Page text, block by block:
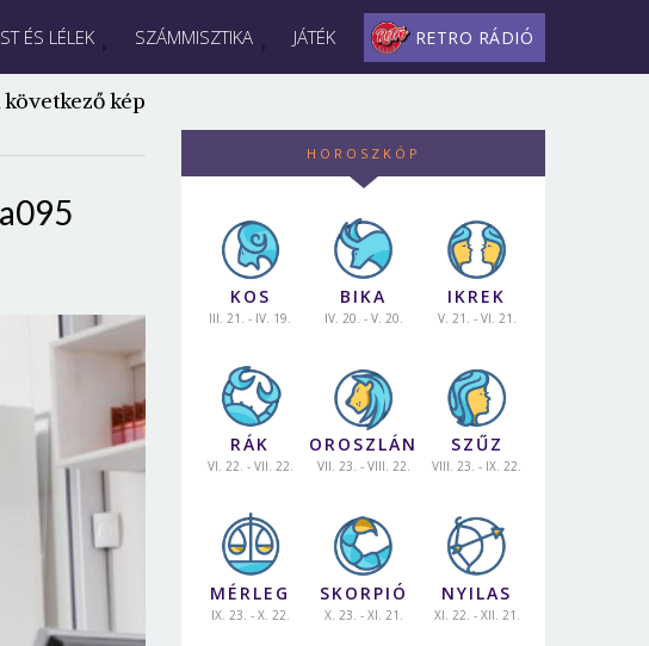
ÉS LÉLEK SZÁMMISZTIKA JÁTÉK RETRO RÁDIÓ
következő kép
HOROSZKÓP
KOS
III. 21. - IV. 19.
BIKA
IV. 20. - V. 20.
IKREK
V. 21. - VI. 21.
RÁK
VI. 22. - VII. 22.
OROSZLÁN
VII. 23. - VIII. 22.
SZŰZ
VIII. 23. - IX. 22.
MÉRLEG
IX. 23. - X. 22.
SKORPIÓ
X. 23. - XI. 21.
NYILAS
XI. 22. - XII. 21.